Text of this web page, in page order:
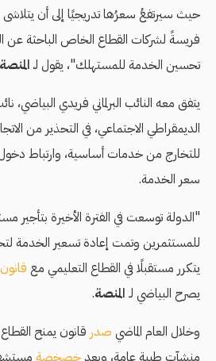
حيث سيرتفعُ سعرُها تدريجيًا إلى أن يتلاشى
فريسةً لشركات القطاع الخاص الباحثة عن
تحسين الخدمة للمستهلك"، يقول لـ المنصة
يتفق معه النائب البرلماني فريدي البياضي،
الديمقراطي الاجتماعي، في التحذير من
للتخارج من خدمات أساسية، وارتباط
سعر الخدمة.
"الدولة توسعت في الفترة الأخيرة بتأجير
للمستثمرين وتمت إعادة تسعير الخدمة
يتكرر مستقبلًا في القطاع التعليمي مع قانون
يصرح البياضي لـ المنصة.
وخلال العام الماضي صدر قانون يمنح
منشآت طبية عامة، وبعدخصخصة